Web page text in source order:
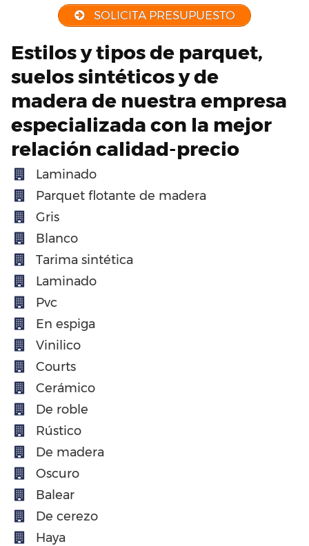
SOLICITA PRESUPUESTO
Estilos y tipos de parquet,
suelos sintéticos y de
madera de nuestra empresa
especializada con la mejor
relación calidad-precio
Laminado
Parquet flotante de madera
Gris
Blanco
Tarima sintética
Laminado
Pvc
En espiga
Vinilico
Courts
Cerámico
De roble
Rústico
De madera
Oscuro
Balear
De cerezo
Haya